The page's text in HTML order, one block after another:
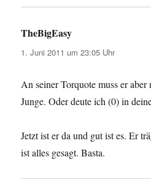
TheBigEasy
1. Juni 2011 um 23:05 Uhr
An seiner Torquote muss er aber
Junge. Oder deute ich (0) in
Jetzt ist er da und gut ist es. Er
ist alles gesagt. Basta.